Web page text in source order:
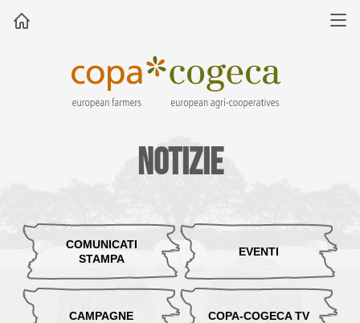
Notizie
COMUNICATI
STAMPA
EVENTI
CAMPAGNE COPA-COGECA TV